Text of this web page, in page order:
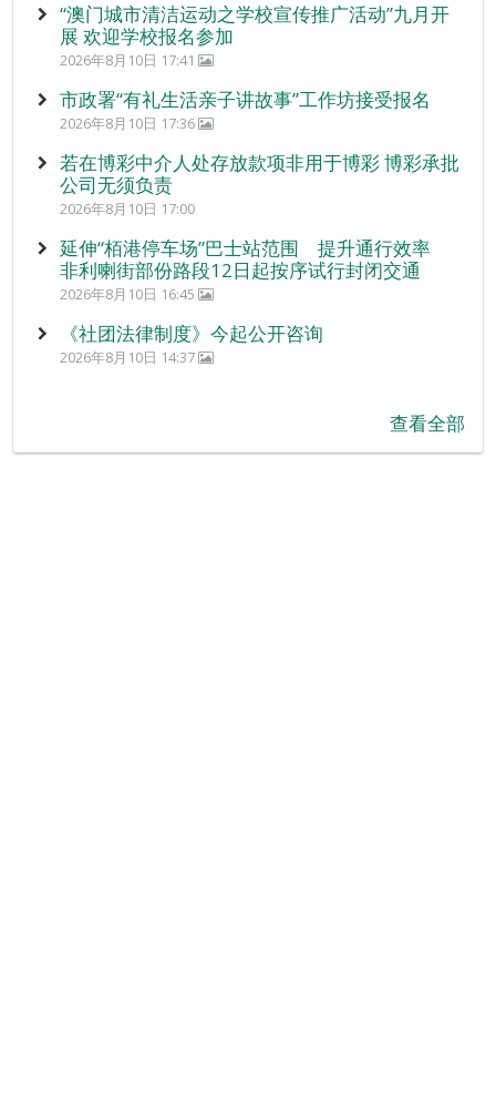
“澳门城市清洁运动之学校宣传推广活动”九月开
展 欢迎学校报名参加
2026年8月10日 17:41
市政署“有礼生活亲子讲故事”工作坊接受报名
2026年8月10日 17:36
若在博彩中介人处存放款项非用于博彩 博彩承批
公司无须负责
2026年8月10日 17:00
延伸“栢港停车场”巴士站范围 提升通行效率
非利喇街部份路段12日起按序试行封闭交通
2026年8月10日 16:45
《社团法律制度》今起公开咨询
2026年8月10日 14:37
查看全部